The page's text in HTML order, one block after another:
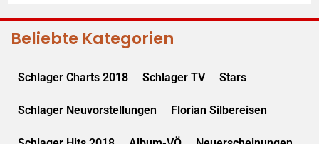
Beliebte Kategorien
Schlager Charts 2018 Schlager TV Stars
Schlager Neuvorstellungen Florian Silbereisen